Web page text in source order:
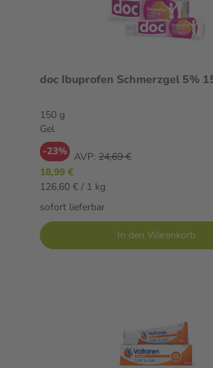
doc Ibuprofen Schmerzgel 5%
150 g
Gel
-23% AVP: 24,69 €
18,99 €
126,60 € / 1 kg
sofort lieferbar
In den Warenkorb